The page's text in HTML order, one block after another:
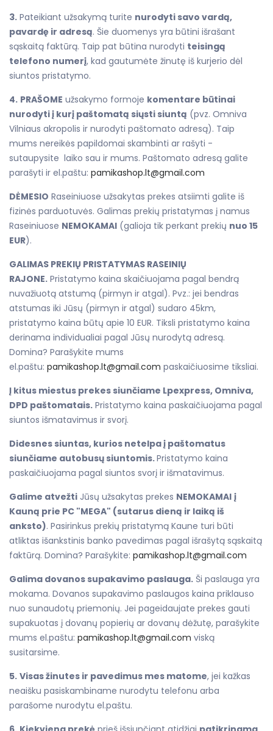
3. Pateikiant užsakymą turite nurodyti savo vardą,
pavardę ir adresą. Šie duomenys yra būtini išrašant
sąskaitą faktūrą. Taip pat būtina nurodyti teisingą
telefono numerį, kad gautumėte žinutę iš kurjerio dėl
siuntos pristatymo.
4. PRAŠOME užsakymo formoje komentare būtinai
nurodyti į kurį paštomatą siųsti siuntą (pvz. Omniva
Vilniaus akropolis ir nurodyti paštomato adresą). Taip
mums nereikės papildomai skambinti ar rašyti -
sutaupysite laiko sau ir mums. Paštomato adresą galite
parašyti ir el.paštu: pamikashop.lt@gmail.com
DĖMESIO Raseiniuose užsakytas prekes atsiimti galite iš
fizinės parduotuvės. Galimas prekių pristatymas į namus
Raseiniuose NEMOKAMAI (galioja tik perkant prekių nuo 15
EUR).
GALIMAS PREKIŲ PRISTATYMAS RASEINIŲ
RAJONE. Pristatymo kaina skaičiuojama pagal bendrą
nuvažiuotą atstumą (pirmyn ir atgal). Pvz.: jei bendras
atstumas iki Jūsų (pirmyn ir atgal) sudaro 45km,
pristatymo kaina būtų apie 10 EUR. Tiksli pristatymo kaina
derinama individualiai pagal Jūsų nurodytą adresą.
Domina? Parašykite mums
el.paštu: pamikashop.lt@gmail.com paskaičiuosime tiksliai.
Į kitus miestus prekes siunčiame Lpexpress, Omniva,
DPD paštomatais. Pristatymo kaina paskaičiuojama pagal
siuntos išmatavimus ir svorį.
Didesnes siuntas, kurios netelpa į paštomatus
siunčiame autobusų siuntomis.Pristatymo kaina
paskaičiuojama pagal siuntos svorį ir išmatavimus.
Galime atvežti Jūsų užsakytas prekes NEMOKAMAI į
Kauną prie PC "MEGA" (sutarus dieną ir laiką iš
anksto). Pasirinkus prekių pristatymą Kaune turi būti
atliktas išankstinis banko pavedimas pagal išrašytą sąskaitą
faktūrą. Domina? Parašykite: pamikashop.lt@gmail.com
Galima dovanos supakavimo paslauga. Ši paslauga yra
mokama. Dovanos supakavimo paslaugos kaina priklauso
nuo sunaudotų priemonių. Jei pageidaujate prekes gauti
supakuotas į dovanų popierių ar dovanų dėžutę, parašykite
mums el.paštu: pamikashop.lt@gmail.com viską
susitarsime.
5. Visas žinutes ir pavedimus mes matome, jei kažkas
neaišku pasiskambiname nurodytu telefonu arba
parašome nurodytu el.paštu.